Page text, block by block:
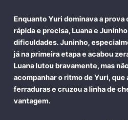
Enquanto Yuri dominava a
rápida e precisa, Luana e
dificuldades. Juninho,
já na primeira etapa e acabou
Luana lutou bravamente, mas
acompanhar o ritmo de Yuri,
ferraduras e cruzou a linha de
vantagem.